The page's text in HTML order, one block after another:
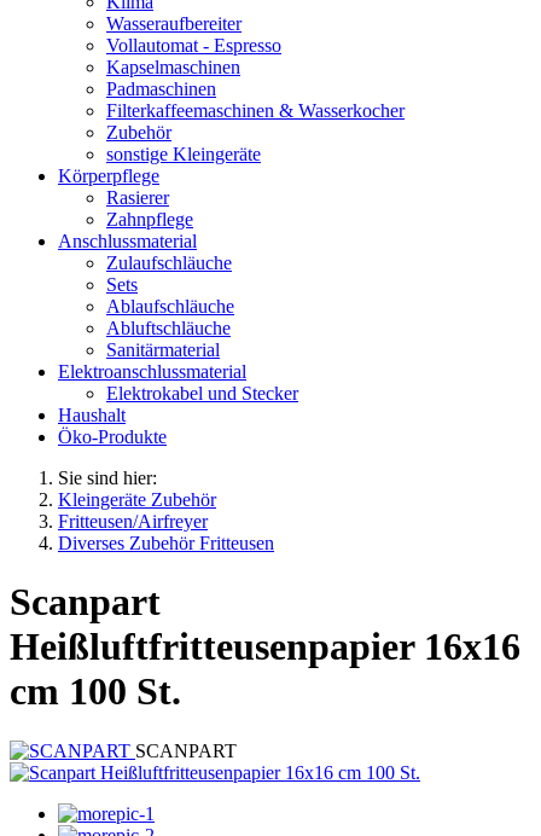
Wasseraufbereiter
Vollautomat - Espresso
Kapselmaschinen
Padmaschinen
Filterkaffeemaschinen & Wasserkocher
Zubehör
sonstige Kleingeräte
Körperpflege
Rasierer
Zahnpflege
Anschlussmaterial
Zulaufschläuche
Sets
Ablaufschläuche
Abluftschläuche
Sanitärmaterial
Elektroanschlussmaterial
Elektrokabel und Stecker
Haushalt
Öko-Produkte
Sie sind hier:
Kleingeräte Zubehör
Fritteusen/Airfreyer
Diverses Zubehör Fritteusen
Scanpart
Heißluftfritteusenpapier 16x16
cm 100 St.
SCANPART